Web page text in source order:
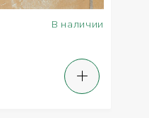
В наличии